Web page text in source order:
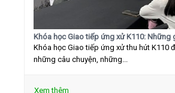
Khóa học Giao tiếp ứng xử K110: Những
Khóa học Giao tiếp ứng xử thu hút K110
những câu chuyện, những...
Xem thêm